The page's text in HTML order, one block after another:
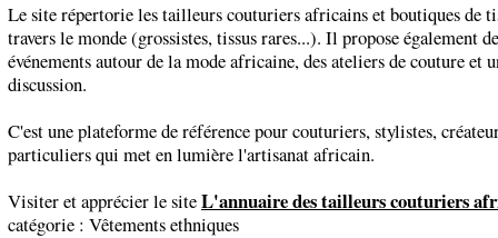
Le site répertorie les tailleurs couturiers africains et boutiques de
travers le monde (grossistes, tissus rares...). Il propose également
événements autour de la mode africaine, des ateliers de couture et
discussion.
C'est une plateforme de référence pour couturiers, stylistes,
particuliers qui met en lumière l'artisanat africain.
Visiter et apprécier le siteL'annuaire des tailleurs couturiers
catégorie : Vêtements ethniques